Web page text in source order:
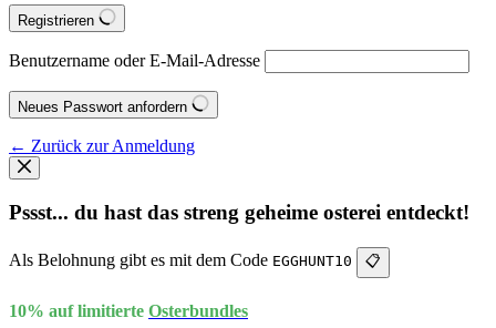
Registrieren
Benutzername oder E-Mail-Adresse
Neues Passwort anfordern
← Zurück zur Anmeldung
Pssst... du hast das streng geheime osterei entdeckt!
Als Belohnung gibt es mit dem Code EGGHUNT10 📋
10% auf limitierte Osterbundles